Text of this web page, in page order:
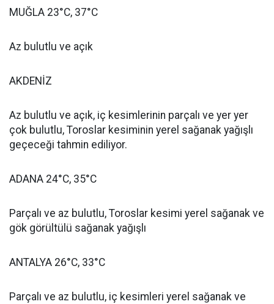
MUĞLA 23°C, 37°C
Az bulutlu ve açık
AKDENİZ
Az bulutlu ve açık, iç kesimlerinin parçalı ve yer yer
çok bulutlu, Toroslar kesiminin yerel sağanak yağışlı
geçeceği tahmin ediliyor.
ADANA 24°C, 35°C
Parçalı ve az bulutlu, Toroslar kesimi yerel sağanak ve
gök görültülü sağanak yağışlı
ANTALYA 26°C, 33°C
Parçalı ve az bulutlu, iç kesimleri yerel sağanak ve